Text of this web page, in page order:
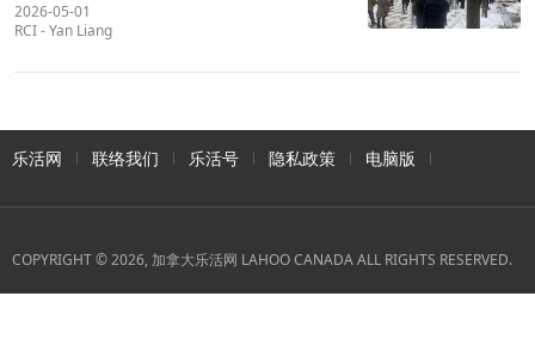
2026-05-01
RCI-Yan Liang
乐活网 联络我们 乐活号 隐私政策 电脑版
COPYRIGHT © 2026, 加拿大乐活网 LAHOO CANADA ALL RIGHTS RESERVED.